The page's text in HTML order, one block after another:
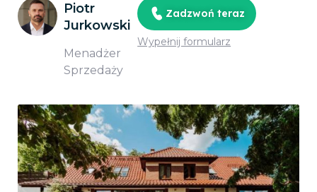
Piotr
Jurkowski
Menadżer
Sprzedaży
Zadzwoń teraz
Wypełnij formularz